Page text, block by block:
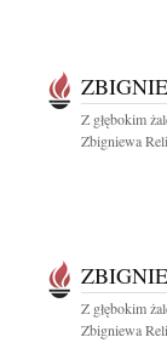
Z głębokim
Zbigniewa
Z głębokim
Zbigniewa